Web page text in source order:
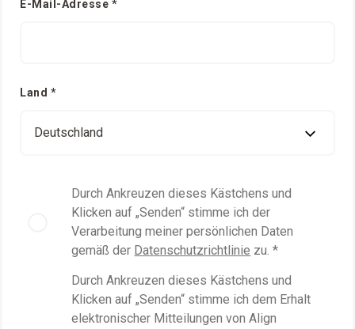
E-Mail-Adresse *
Land *
Durch Ankreuzen dieses Kästchens und
Klicken auf „Senden“ stimme ich der
Verarbeitung meiner persönlichen Daten
gemäß der Datenschutzrichtlinie zu. *
Durch Ankreuzen dieses Kästchens und
Klicken auf „Senden“ stimme ich dem Erhalt
elektronischer Mitteilungen von Align